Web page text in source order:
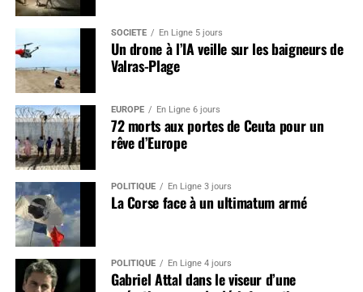
SOCIÉTÉ En Ligne 5 jours
Un drone à l’IA veille sur les baigneurs de
Valras-Plage
EUROPE En Ligne 6 jours
72 morts aux portes de Ceuta pour un
rêve d’Europe
POLITIQUE En Ligne 3 jours
La Corse face à un ultimatum armé
POLITIQUE En Ligne 4 jours
Gabriel Attal dans le viseur d’une